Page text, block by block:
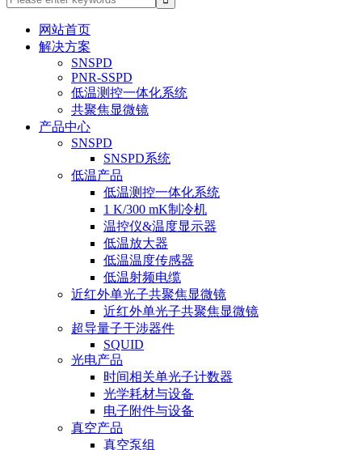
网站首页
解决方案
SNSPD
PNR-SSPD
低温测控一体化系统
共聚焦显微镜
产品中心
SNSPD
SNSPD系统
低温产品
低温测控一体化系统
1 K/300 mK制冷机
温控仪&温度显示器
低温放大器
低温温度传感器
低温射频电缆
近红外单光子共聚焦显微镜
近红外单光子共聚焦显微镜
超导量子干涉器件
SQUID
光电产品
时间相关单光子计数器
光学耗材与设备
电子附件与设备
真空产品
真空泵组